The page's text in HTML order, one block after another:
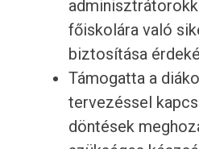
főiskolára való
biztosítása
Támogatta a
tervezéssel
döntések